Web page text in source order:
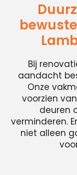
Bij
aandacht
Onze
voorzien
deuren
verminderen.
niet alleen